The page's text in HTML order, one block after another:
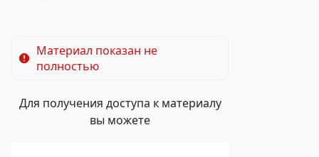
Материал показан не
полностью
Для получения доступа к материалу
вы можете